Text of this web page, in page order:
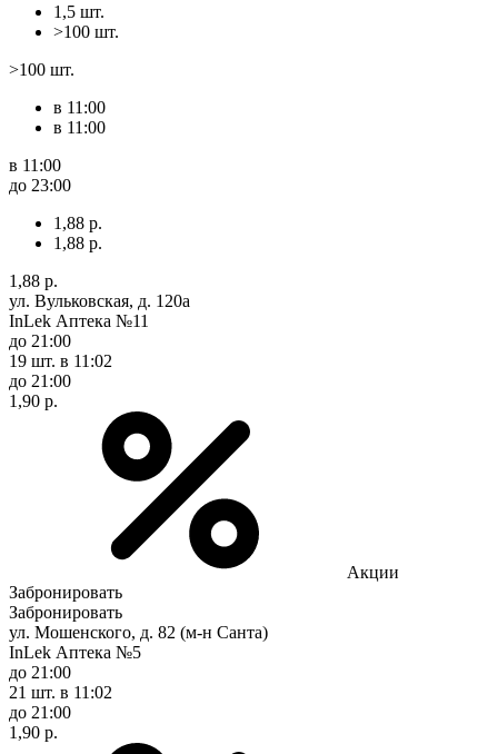
1,5 шт.
>100 шт.
>100 шт.
в 11:00
в 11:00
в 11:00
до 23:00
1,88 р.
1,88 р.
1,88 р.
ул. Вульковская, д. 120а
InLek Аптека №11
до 21:00
19 шт. в 11:02
до 21:00
1,90 р.
Акции
Забронировать
Забронировать
ул. Мошенского, д. 82 (м-н Санта)
InLek Аптека №5
до 21:00
21 шт. в 11:02
до 21:00
1,90 р.